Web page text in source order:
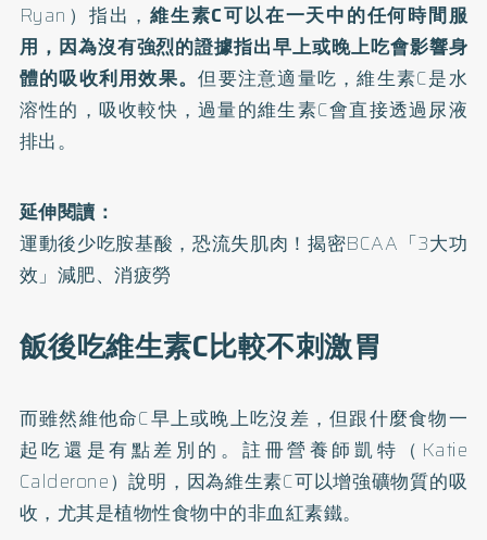
Ryan）指出，維生素C可以在一天中的任何時間服
用，因為沒有強烈的證據指出早上或晚上吃會影響身
體的吸收利用效果。但要注意適量吃，維生素C是水
溶性的，吸收較快，過量的維生素C會直接透過尿液
排出。
延伸閱讀：
運動後少吃胺基酸，恐流失肌肉！揭密BCAA「3大功
效」減肥、消疲勞
飯後吃維生素C比較不刺激胃
而雖然維他命C早上或晚上吃沒差，但跟什麼食物一
起吃還是有點差別的。註冊營養師凱特（Katie
Calderone）說明，因為維生素C可以增強礦物質的吸
收，尤其是植物性食物中的非血紅素鐵。